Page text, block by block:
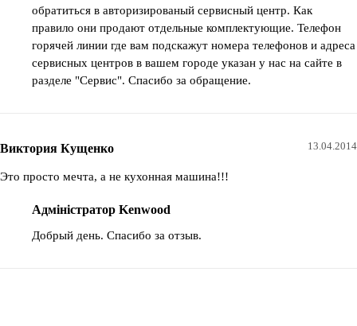
обратиться в авторизированый сервисный центр. Как
правило они продают отдельные комплектующие. Телефон
горячей линии где вам подскажут номера телефонов и адреса
сервисных центров в вашем городе указан у нас на сайте в
разделе "Сервис". Спасибо за обращение.
Виктория Кущенко 13.04.2014
Это просто мечта, а не кухонная машина!!!
Адміністратор Kenwood
Добрый день. Спасибо за отзыв.